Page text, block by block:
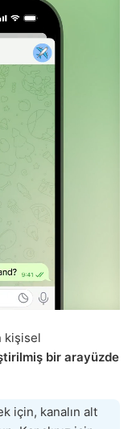
kişisel
bir arayüzde
için, kanalın alt